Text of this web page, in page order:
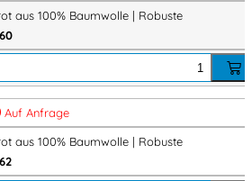
mit Patte
aus 100% Baumwolle | Robuste
Auf Anfrage
aus 100% Baumwolle | Robuste